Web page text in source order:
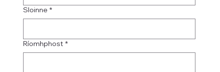
Sloinne *
Ríomhphost *